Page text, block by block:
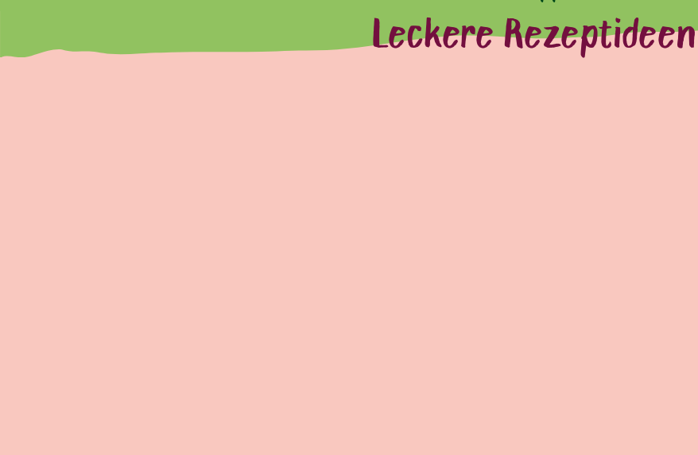
Leckere Rezeptideen